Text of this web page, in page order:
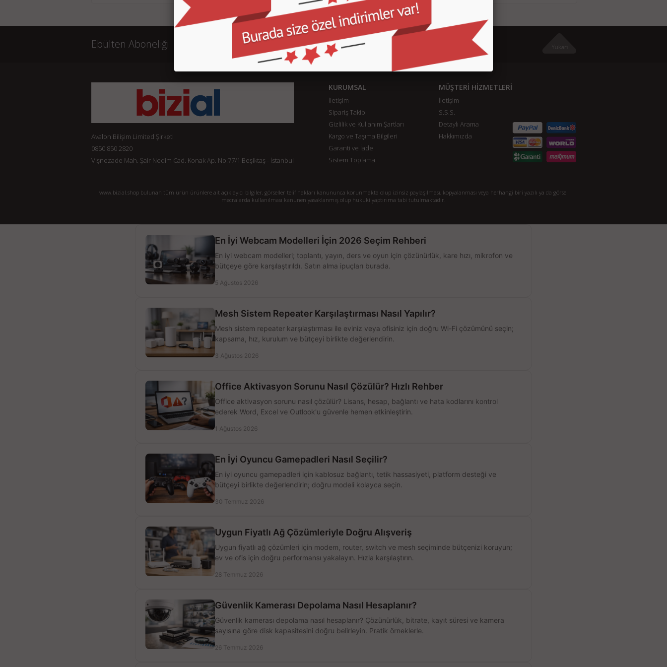
Ebülten Aboneliği
Avalon Bilişim Limited Şirketi
0850 850 2820
Vişnezade Mah. Şair Nedim Cad. Konak Ap. No:77/1 Beşiktaş - İstanbul
KURUMSAL
İletişim
Sipariş Takibi
Gizlilik ve Kullanım Şartları
Kargo ve Taşıma Bilgileri
Garanti ve İade
Sistem Toplama
MÜŞTERİ HİZMETLERİ
İletişim
S.S.S.
Detaylı Arama
Hakkımızda
www.bizial.shop bulunan tüm ürün ürünlere ait açıklayıcı bilgiler, görseller telif hakları kanununca korunmakta olup izinsiz paylaşılması, kopyalanması veya herhangi biri yazılı ya da görsel
mecralarda kullanılması kanunen yasaklanmış olup hukuki yaptırıma tabi tutulmaktadır.
En İyi Webcam Modelleri İçin 2026 Seçim Rehberi
En iyi webcam modelleri; toplantı, yayın, ders ve oyun için çözünürlük, kare hızı, mikrofon ve
bütçeye göre karşılaştırıldı. Satın alma ipuçları burada.
5 Ağustos 2026
Mesh Sistem Repeater Karşılaştırması Nasıl Yapılır?
Mesh sistem repeater karşılaştırması ile eviniz veya ofisiniz için doğru Wi-Fi çözümünü seçin;
kapsama, hız, kurulum ve bütçeyi birlikte değerlendirin.
3 Ağustos 2026
Office Aktivasyon Sorunu Nasıl Çözülür? Hızlı Rehber
Office aktivasyon sorunu nasıl çözülür? Lisans, hesap, bağlantı ve hata kodlarını kontrol
ederek Word, Excel ve Outlook'u güvenle hemen etkinleştirin.
1 Ağustos 2026
En İyi Oyuncu Gamepadleri Nasıl Seçilir?
En iyi oyuncu gamepadleri için kablosuz bağlantı, tetik hassasiyeti, platform desteği ve
bütçeyi birlikte değerlendirin; doğru modeli kolayca seçin.
30 Temmuz 2026
Uygun Fiyatlı Ağ Çözümleriyle Doğru Alışveriş
Uygun fiyatlı ağ çözümleri için modem, router, switch ve mesh seçiminde bütçenizi koruyun;
ev ve ofis için doğru performansı yakalayın. Hızla karşılaştırın.
28 Temmuz 2026
Güvenlik Kamerası Depolama Nasıl Hesaplanır?
Güvenlik kamerası depolama nasıl hesaplanır? Çözünürlük, bitrate, kayıt süresi ve kamera
sayısına göre disk kapasitesini doğru belirleyin. Pratik örneklerle.
26 Temmuz 2026